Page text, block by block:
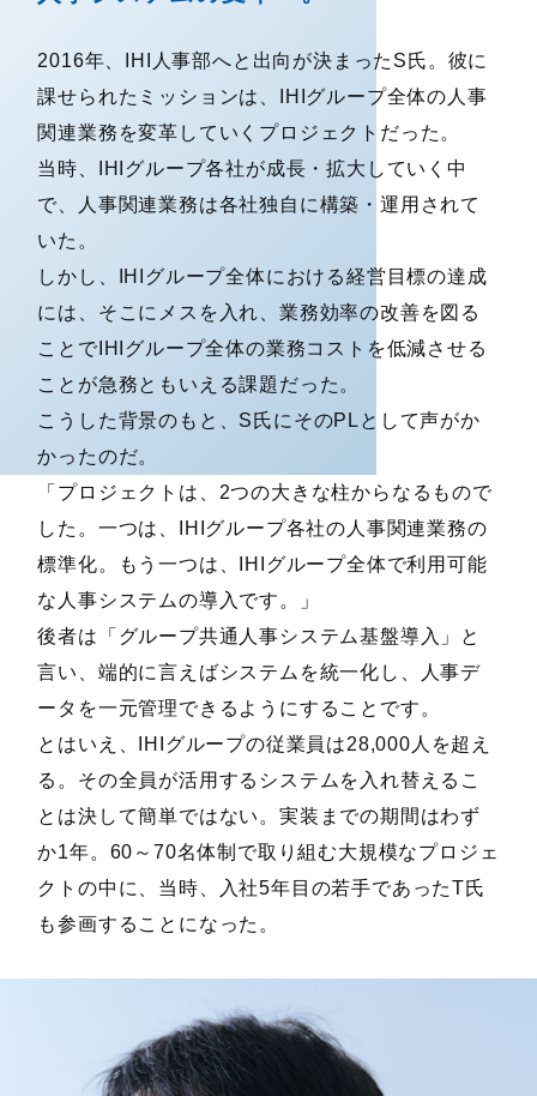
2016年、IHI人事部へと出向が決まったS氏。彼に
課せられたミッションは、IHIグループ全体の人事
関連業務を変革していくプロジェクトだった。
当時、IHIグループ各社が成長・拡大していく中
で、人事関連業務は各社独自に構築・運用されて
いた。
しかし、IHIグループ全体における経営目標の達成
には、そこにメスを入れ、業務効率の改善を図る
ことでIHIグループ全体の業務コストを低減させる
ことが急務ともいえる課題だった。
こうした背景のもと、S氏にそのPLとして声がか
かったのだ。
「プロジェクトは、2つの大きな柱からなるもので
した。一つは、IHIグループ各社の人事関連業務の
標準化。もう一つは、IHIグループ全体で利用可能
な人事システムの導入です。」
後者は「グループ共通人事システム基盤導入」と
言い、端的に言えばシステムを統一化し、人事デ
ータを一元管理できるようにすることです。
とはいえ、IHIグループの従業員は28,000人を超え
る。その全員が活用するシステムを入れ替えるこ
とは決して簡単ではない。実装までの期間はわず
か1年。60～70名体制で取り組む大規模なプロジェ
クトの中に、当時、入社5年目の若手であったT氏
も参画することになった。